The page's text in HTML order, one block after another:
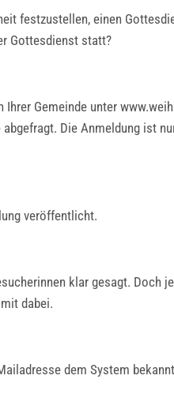
festzustellen, einen
Gottesdienst statt?
Gemeinde unter
Die Anmeldung ist
veröffentlicht.
klar gesagt. Doch
dabei.
dem System